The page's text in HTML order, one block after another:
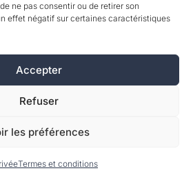
ne pas consentir ou de retirer son
effet négatif sur certaines caractéristiques
Accepter
Refuser
les préférences
Termes et conditions
is een geregistreerd
Products International
voorbehouden.